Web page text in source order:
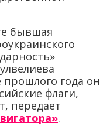
бывшая
года он
флаги,
передает
.